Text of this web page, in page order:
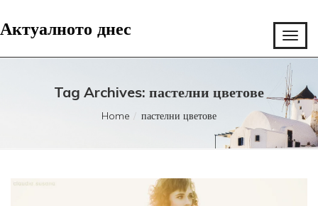
Актуалното днес
Tag Archives: пастелни цветове
Home пастелни цветове